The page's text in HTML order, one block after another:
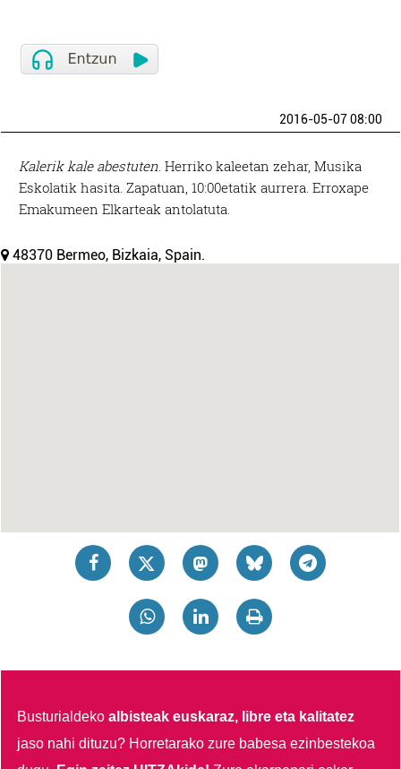
2016-05-07 08:00
Kalerik kale abestuten. Herriko kaleetan zehar, Musika
Eskolatik hasita. Zapatuan, 10:00etatik aurrera. Erroxape
Emakumeen Elkarteak antolatuta.
48370 Bermeo, Bizkaia, Spain.
Busturialdekoalbisteak euskaraz, libre eta kalitatez
jaso nahi dituzu? Horretarako zure babesa ezinbestekoa